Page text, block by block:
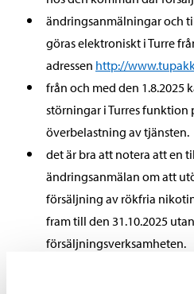
ändringsanmälningar och
göras elektroniskt i Turre
adressen http://
från och med den 1.8.2025
störningar i Turres funktion
överbelastning av tjänsten.
det är bra att notera att en
ändringsanmälan om att
försäljning av rökfria
fram till den 31.10.2025
försäljningsverksamheten.